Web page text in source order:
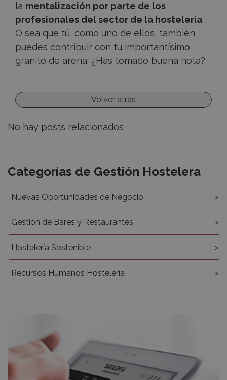
la mentalización por parte de los
profesionales del sector de la hostelería.
O sea que tú, como uno de ellos, también
puedes contribuir con tu importantísimo
granito de arena. ¿Has tomado buena nota?
Volver atrás
No hay posts relacionados
Recursos
Categorías de Gestión Hostelera
Nuevas Oportunidades de Negocio
Gestión de Bares y Restaurantes
Hostelería Sostenible
Recursos Humanos Hostelería